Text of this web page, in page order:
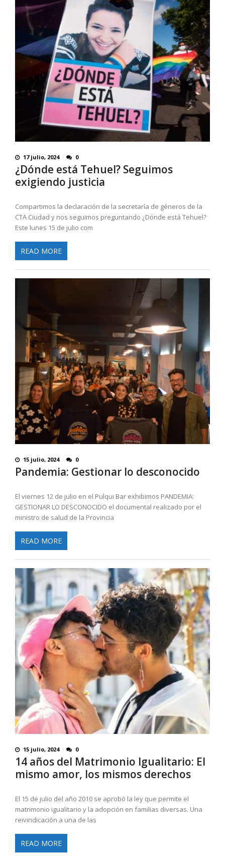
17 julio, 2024 0
¿Dónde está Tehuel? Seguimos
exigiendo justicia
Compartimos la declaración de la secretaría de géneros de la
CTA Ciudad y nos seguimos preguntando ¿Dónde está Tehuel?
Este lunes 15 de julio com
READ MORE
15 julio, 2024 0
Pandemia: Gestionar lo desconocido
El viernes 12 de julio en el Pulqui Bar exhibimos PANDEMIA:
GESTIONAR LO DESCONOCIDO el documental realizado por el
ministro de salud de la Provincia
READ MORE
15 julio, 2024 0
14 años del Matrimonio Igualitario: El
mismo amor, los mismos derechos
El 15 de julio del año 2010 se aprobó la ley que permite el
matrimonio igualitario y la adopción en familias diversas. Una
reivindicación a una de las
READ MORE